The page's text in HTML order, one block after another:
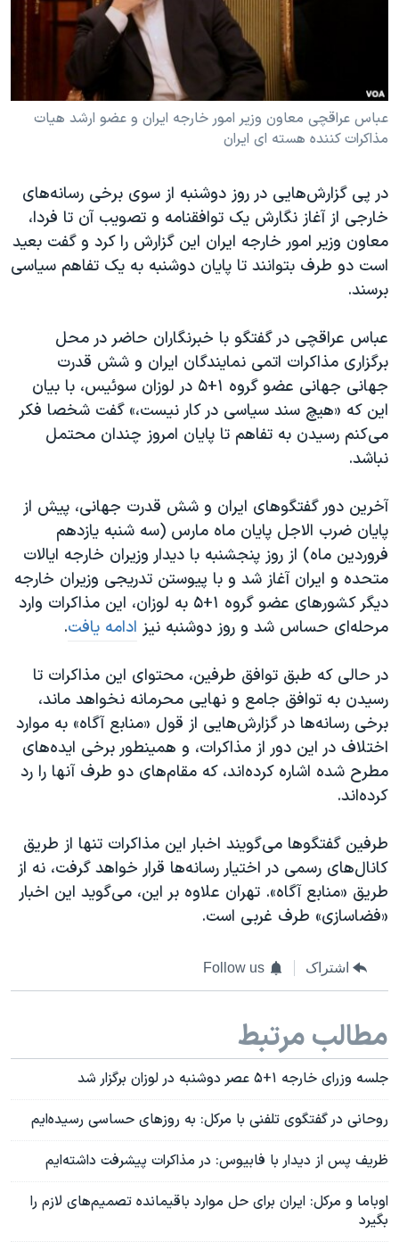
فرهنگ و زندگی
حقوق شهروندی
علم و فناوری
اسرائیل در جنگ
آرشیو پخش زنده
انتخابات ریاست جمهوری آمریکا ۲۰۲۴
حمله جمهوری اسلامی به اسرائیل
رمز مهسا
ورزش زنان در ایران
مجموعه مستندهای دادخواهی
تریبونال مردمی آبان ۹۸
دادگاه حمید نوری
قانون شفافیت دارائی کادر رهبری ایران
اعتراضات مردمی آبان ۹۸
اسرائیل در جنگ
نرگس محمدی برنده جایزه نوبل صلح
همایش محافظه‌کاران آمریکا «سی‌پک»
صفحه‌های ویژه
سفر پرزیدنت ترامپ به چین
زبانهای مختلف
عباس عراقچی معاون وزیر امور خارجه ایران و عضو ارشد هیات
مذاکرات کننده هسته ای ایران
در پی گزارش‌هایی در روز دوشنبه از سوی برخی رسانه‌های
خارجی از آغاز نگارش یک توافقنامه و تصویب آن تا فردا،
معاون وزیر امور خارجه ایران این گزارش را کرد و گفت بعید
است دو طرف بتوانند تا پایان دوشنبه به یک تفاهم سیاسی
برسند.
عباس عراقچی در گفتگو با خبرنگاران حاضر در محل
برگزاری مذاکرات اتمی نمایندگان ایران و شش قدرت
جهانی جهانی عضو گروه ۱+۵ در لوزان سوئیس، با بیان
این که «هیچ سند سیاسی در کار نیست،» گفت شخصا فکر
می‌کنم رسیدن به تفاهم تا پایان امروز چندان محتمل
نباشد.
آخرین دور گفتگوهای ایران و شش قدرت جهانی، پیش از
پایان ضرب الاجل پایان ماه مارس (سه شنبه یازدهم
فروردین ماه) از روز پنجشنبه با دیدار وزیران خارجه ایالات
متحده و ایران آغاز شد و با پیوستن تدریجی وزیران خارجه
دیگر کشورهای عضو گروه ۱+۵ به لوزان، این مذاکرات وارد
مرحله‌ای حساس شد و روز دوشنبه نیز ادامه یافت.
در حالی که طبق توافق طرفین، محتوای این مذاکرات تا
رسیدن به توافق جامع و نهایی محرمانه نخواهد ماند،
برخی رسانه‌ها در گزارش‌هایی از قول «منابع آگاه» به موارد
اختلاف در این دور از مذاکرات، و همینطور برخی ایده‌های
مطرح شده اشاره کرده‌اند، که مقام‌های دو طرف آنها را رد
کرده‌اند.
طرفین گفتگوها می‌گویند اخبار این مذاکرات تنها از طریق
کانال‌های رسمی در اختیار رسانه‌ها قرار خواهد گرفت، نه از
طریق «منابع آگاه». تهران علاوه بر این، می‌گوید این اخبار
«فضاسازی» طرف غربی است.
اشتراک Follow us
مطالب مرتبط
جلسه وزرای خارجه ۱+۵ عصر دوشنبه در لوزان برگزار شد
روحانی در گفتگوی تلفنی با مرکل: به روزهای حساسی رسیده‌ایم
ظریف پس از دیدار با فابیوس: در مذاکرات پیشرفت داشته‌ایم
اوباما و مرکل: ایران برای حل موارد باقیمانده تصمیم‌های لازم را
بگیرد